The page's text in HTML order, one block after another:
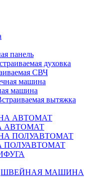
панель
духовка
СВЧ
машина
вытяжка
АВТОМАТ
ПОЛУАВТОМАТ
ШВЕЙНАЯ МАШИНА